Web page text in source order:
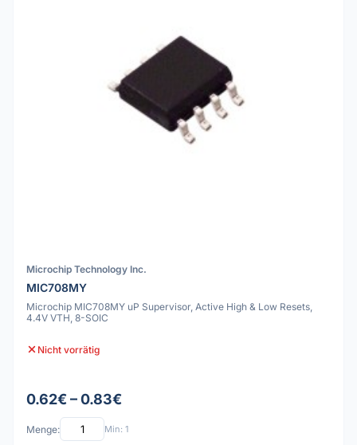
Microchip Technology Inc.
MIC708MY
Microchip MIC708MY uP Supervisor, Active High & Low Resets,
4.4V VTH, 8-SOIC
Nicht vorrätig
0.62€ – 0.83€
Menge: Min: 1